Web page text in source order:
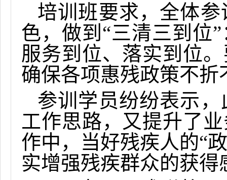
培训班要求，全体
色，做到“三清三到位
服务到位、落实到位
确保各项惠残政策不
参训学员纷纷表示
工作思路，又提升了
作中，当好残疾人的“
实增强残疾群众的获